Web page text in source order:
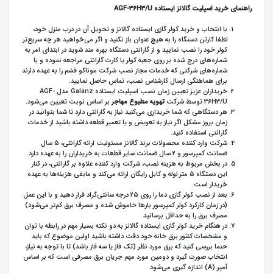
راهنمای خرید اسپلیت گالانز ایستاده AGF-36H3/U
با انتخاب و خرید کولر گازی ایستاده گالانز و تحویل آن در درب منزل خود،
لطفا کارتن دستگاه را به هیچ عنوان باز نکنید و اگر می‌خواهید هر چه سریع‌تر
کولر خود را نصب نمایید و از گارانتی دستگاه بهره مند شوید در ابتدای امر به
شماره‌های درج شده بر روی جعبه کولر یا کارت گارانتی مراجعه نموده و با
شماره‌های شرکتی که خدمات مجاز نصب شرکت موناکو قشم را به عهده دارند
برای هماهنگی ارسال کارشناس نصب، تماس حاصل نمایید.
خریداران عزیز تعیین زمان نصب اسپلیت ایستاده Galanz مدل AGF-
36H3/U توسط شرکت
تهویه مطبوع مهاجربر اساس نوبت تعیین می‌شود.
هر دستگاهی که شما خریداری می‌کنید نیاز به گارانتی دارد تا شما بتوانید در
زمان بروز مشکل اگر نیاز به تعویض و یا تعمیر قطعه داشته باشید از خدمات
گارانتی استفاده کنید.
شرکت وارد کننده محصولات برند گالانز مسئولیت ارائه گارانتی، 5 سال
ضمانت کمپرسور و 2 سال ضمانت سایر قطعات به خریداران را به عهده دارد.
در بخش مربوط به هزینه نصب، شرکت وارد کننده علاوه بر گارانتی، در کنار
این دستگاه 5 متر لوله و کابل رایگان ارائه می‌کند و مابقی هزینه‌ها به عهده
خریدار است.
بعد از نصب کولر گازی دما را روی 25 درجه سانتی‌گراد قرار دهید و با این عمل
(در زمان کارکرد کولر کمپرسور بارها خاموش شده و مصرف برق کم‌تر‌ می‌شود)
مصرف برق را به حداقل برسانید.
در هنگام خرید کولر گازی ایستاده گالانز به دو نکته بسیار مهم در رابطه با توان
و مشخصات کنتور برق خانه خود دقت داشته باشید اولین موضوع که باید
حتما بررسی کنید که برق مورد نظر (تک فاز یا سه فاز باشد) تا با توجه به نیاز،
انتخاب صورت گیرد و دومین مورد مهم جریان برق مصرفی است که بر‌ اساس
آمپر (A) اندازه‌ گیری می‌شود.